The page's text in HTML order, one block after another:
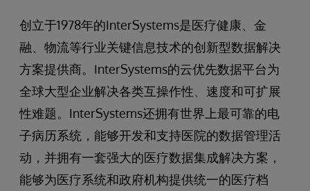
创立于1978年的InterSystems是医疗健康、金
融、物流等行业关键信息技术的创新型数据解决
方案提供商。InterSystems的云优先数据平台为
全球大型企业解决各类互操作性、速度和可扩展
性难题。InterSystems还拥有世界上最可靠的电
子病历系统，能够开发和支持医院的数据管理活
动，并拥有一套强大的医疗数据集成解决方案，
能够为医疗系统和政府机构提供统一的医疗档